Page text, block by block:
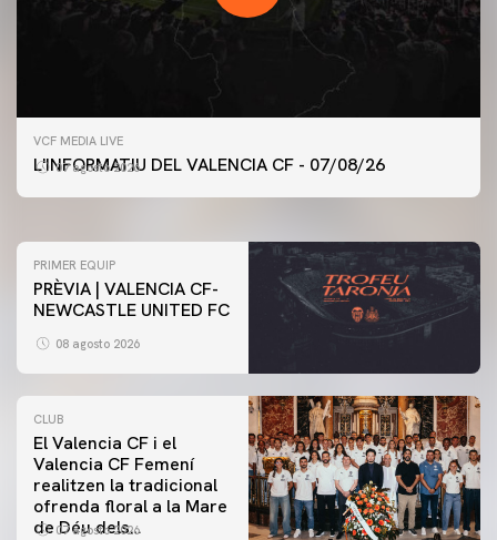
VCF MEDIA LIVE
L'INFORMATIU DEL VALENCIA CF - 07/08/26
07 agosto 2026
PRIMER EQUIP
ENTRENAMENT DEL VALENCIA CF 7/8/2026
PRIMER EQUIP
PRÈVIA | VALENCIA CF-
NEWCASTLE UNITED FC
08 agosto 2026
CLUB
El Valencia CF i el
Valencia CF Femení
realitzen la tradicional
ofrenda floral a la Mare
de Déu dels
07 agosto 2026